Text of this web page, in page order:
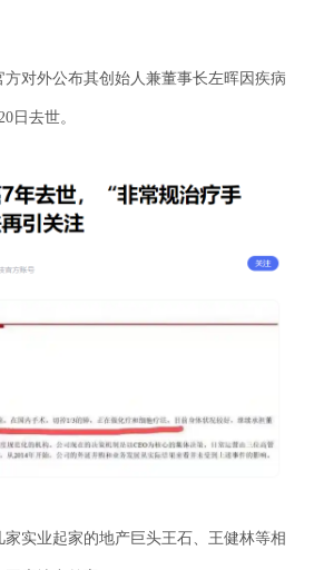
对外公布其创始人兼董事长左晖因疾病
日去世。
业起家的地产巨头王石、王健林等相